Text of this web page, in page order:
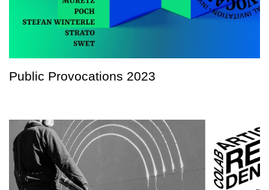
Public Provocations 2023